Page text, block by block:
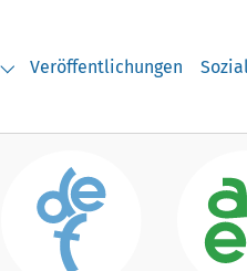
Submenu for
Veröffentlichungen